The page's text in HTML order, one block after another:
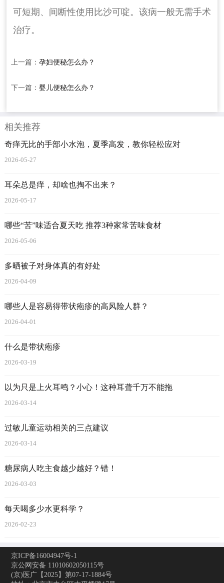
可短期、间断性使用比沙可啶。该病一般无需手术
治疗。
上一篇： 孕妇便秘怎么办？
下一篇： 婴儿便秘怎么办？
相关推荐
奇痒无比的手部小水泡，夏季高发，教你轻松应对
2026-05-27
耳朵总是痒，却啥也掏不出来？
2026-05-17
哪些“苦”味适合夏天吃 推荐3种家常苦味食材
2026-05-06
多晒被子对身体真的有好处
2026-04-09
哪些人是容易得带状疱疹的高风险人群？
2026-04-01
什么是带状疱疹
2026-03-19
以为只是上火耳鸣？小心！这种耳聋千万不能拖
2026-03-14
过敏儿童运动相关的三点建议
2026-03-14
糖尿病人吃主食越少越好？错！
2026-03-03
每天喝多少水更科学？
2026-02-23
京ICP备16004947号-1
京公网安备 11010602050115号
(京)医广【2025】第07-17-1884号